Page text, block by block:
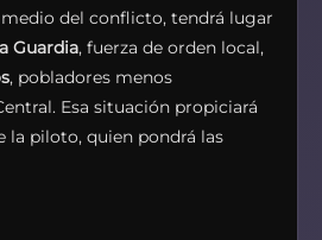
medio del conflicto, tendrá lugar
Guardia, fuerza de orden local,
, pobladores menos
Esa situación propiciará
la piloto, quien pondrá las